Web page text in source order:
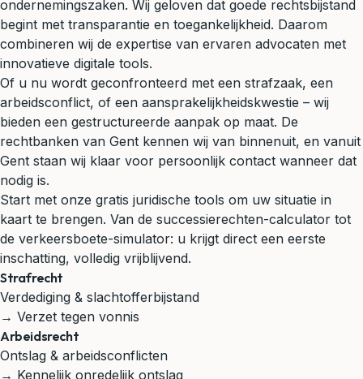
ondernemingszaken. Wij geloven dat goede rechtsbijstand
begint met transparantie en toegankelijkheid. Daarom
combineren wij de expertise van ervaren advocaten met
innovatieve digitale tools.
Of u nu wordt geconfronteerd met een strafzaak, een
arbeidsconflict, of een aansprakelijkheidskwestie – wij
bieden een gestructureerde aanpak op maat. De
rechtbanken van Gent kennen wij van binnenuit, en vanuit
Gent staan wij klaar voor persoonlijk contact wanneer dat
nodig is.
Start met onze gratis juridische tools om uw situatie in
kaart te brengen. Van de successierechten-calculator tot
de verkeersboete-simulator: u krijgt direct een eerste
inschatting, volledig vrijblijvend.
Strafrecht
Verdediging & slachtofferbijstand
→ Verzet tegen vonnis
Arbeidsrecht
Ontslag & arbeidsconflicten
→ Kennelijk onredelijk ontslag